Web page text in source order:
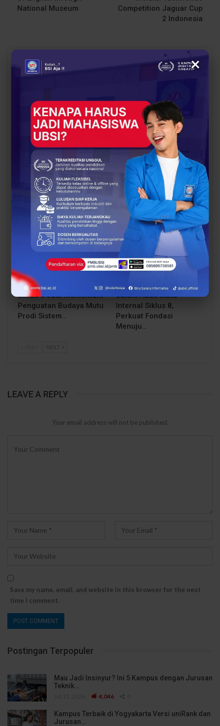
National Museum
Competition Jaguar Cup
2 Indonesia
All
You Might Also Like
Jadi Agent of Change,
18 Mahasiswa UBSI
Kampus Pontianak
Jalankan Misi
Pengabdian BSI…
Mahasiswa UBSI
Kampus Tegal Tempuh
Sertifikasi Internasional
MikroTik MTCNA,
Perkuat…
EVENT
Audit Mutu Internal
Siklus 8 Jadi Momentum
Penguatan Budaya Mutu
Prodi Sistem…
EVENT
Prodi Pariwisata UBSI
Jalani Audit Mutu
Internal Siklus 8,
Perkuat Fondasi
Menuju…
NEXT
LEAVE A REPLY
Your email address will not be published.
Save my name, email, and website in this browser for the next
time I comment.
Postingan Terpopuler
Mau Jadi Insinyur? Ini 5 Kampus dengan Jurusan
Teknik…
4,046
Kampus Terbaik di Yogyakarta Versi uniRank dan
Jurusan…
×